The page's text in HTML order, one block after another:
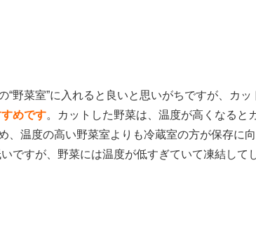
“野菜室”に入れると良いと思いがちですが、カッ
めです。カットした野菜は、温度が高くなると
、温度の高い野菜室よりも冷蔵室の方が保存に
ですが、野菜には温度が低すぎていて凍結して